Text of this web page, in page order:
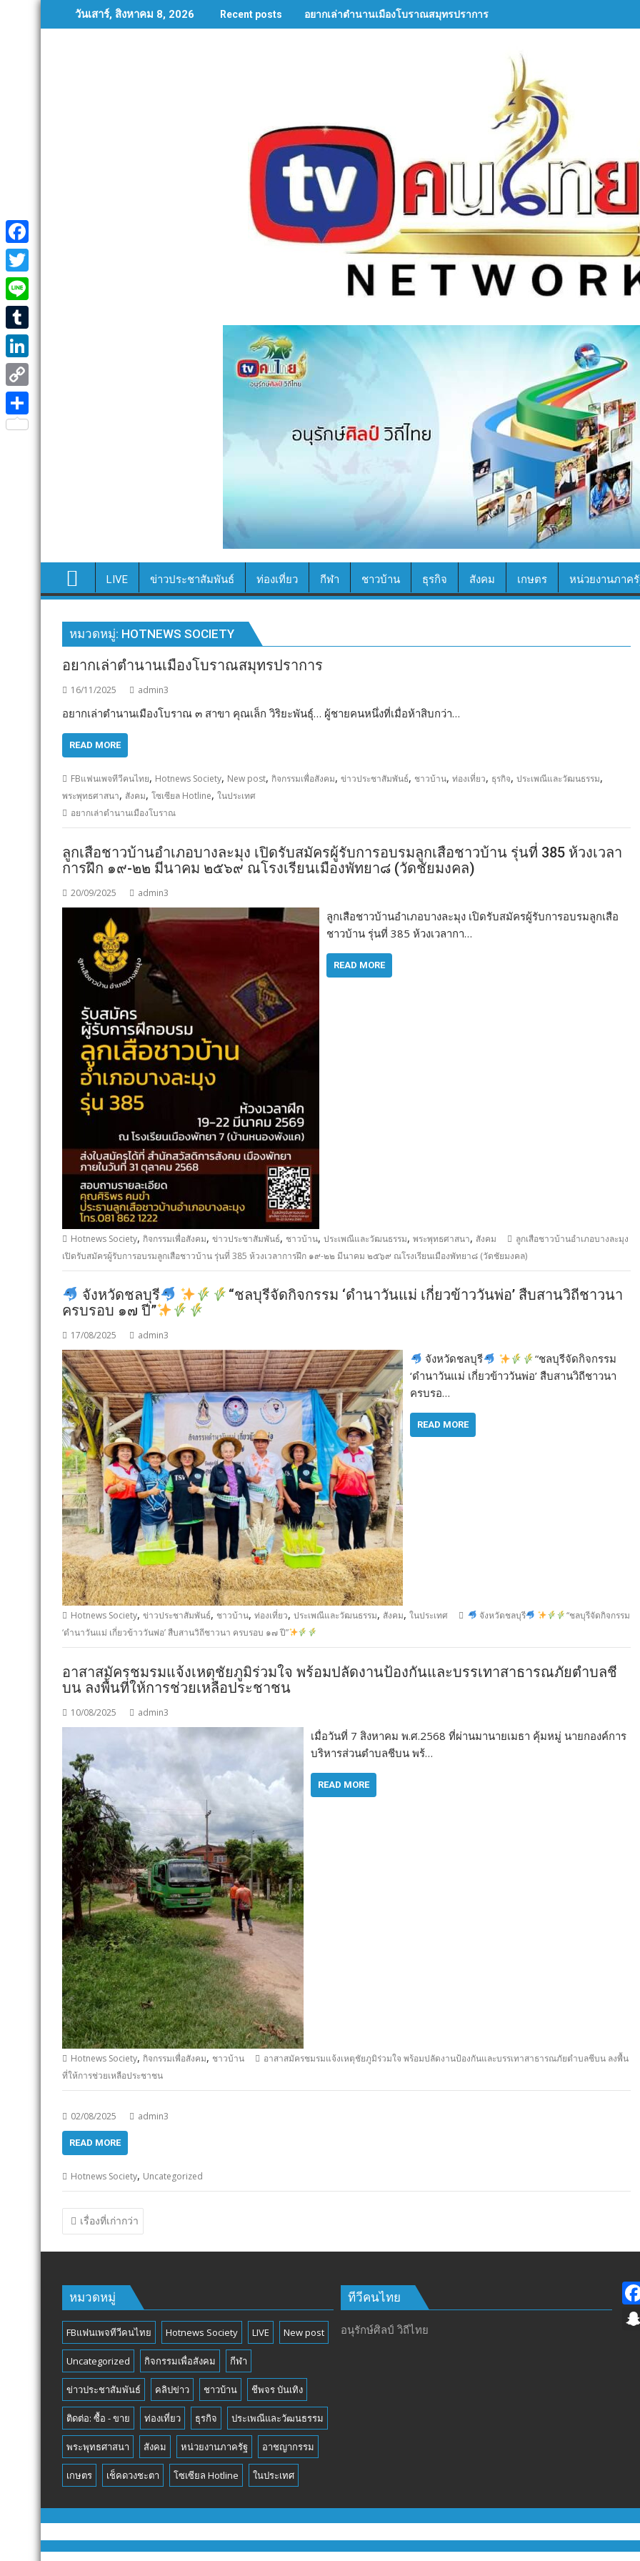
to
วันเสาร์, สิงหาคม 8, 2026 Recent posts อยากเล่าตำนานเมืองโบราณสมุทรปราการ
LIVE ข่าวประชาสัมพันธ์ ท่องเที่ยว กีฬา ชาวบ้าน ธุรกิจ สังคม เกษตร หน่วยงานภาค
หมวดหมู่: HOTNEWS SOCIETY
อยากเล่าตำนานเมืองโบราณสมุทรปราการ
16/11/2025 admin3
อยากเล่าตำนานเมืองโบราณ ๓ สาขา คุณเล็ก วิริยะพันธุ์… ผู้ชายคนหนึ่งที่เมื่อห้าสิบกว่า…
READ MORE
FBแฟนเพจทีวีคนไทย, Hotnews Society, New post, กิจกรรมเพื่อสังคม, ข่าวประชาสัมพันธ์, ชาวบ้าน, ท่องเที่ยว, ธุรกิจ, ประเพณีและวัฒนธรรม,
พระพุทธศาสนา, สังคม, โซเซียล Hotline, ในประเทศ
อยากเล่าตำนานเมืองโบราณ
ลูกเสือชาวบ้านอำเภอบางละมุง เปิดรับสมัครผู้รับการอบรมลูกเสือชาวบ้าน รุ่นที่ 385 ห้วงเวลา
การฝึก ๑๙-๒๒ มีนาคม ๒๕๖๙ ณโรงเรียนเมืองพัทยา๘ (วัดชัยมงคล)
20/09/2025 admin3
ลูกเสือชาวบ้านอำเภอบางละมุง เปิดรับสมัครผู้รับการอบรมลูกเสือ
ชาวบ้าน รุ่นที่ 385 ห้วงเวลากา…
READ MORE
Hotnews Society, กิจกรรมเพื่อสังคม, ข่าวประชาสัมพันธ์, ชาวบ้าน, ประเพณีและวัฒนธรรม, พระพุทธศาสนา, สังคม
ลูกเสือชาวบ้านอำเภอบางละมุง
เปิดรับสมัครผู้รับการอบรมลูกเสือชาวบ้าน รุ่นที่ 385 ห้วงเวลาการฝึก ๑๙-๒๒ มีนาคม ๒๕๖๙ ณโรงเรียนเมืองพัทยา๘ (วัดชัยมงคล)
จังหวัดชลบุรี
“ชลบุรีจัดกิจกรรม ‘ดำนาวันแม่ เกี่ยวข้าววันพ่อ’ สืบสานวิถีชาวนา
ครบรอบ ๑๗ ปี”
17/08/2025 admin3
จังหวัดชลบุรี
“ชลบุรีจัดกิจกรรม
‘ดำนาวันแม่ เกี่ยวข้าววันพ่อ’ สืบสานวิถีชาวนา
ครบรอ…
READ MORE
Hotnews Society, ข่าวประชาสัมพันธ์, ชาวบ้าน, ท่องเที่ยว, ประเพณีและวัฒนธรรม, สังคม, ในประเทศ จังหวัดชลบุรี
“ชลบุรีจัดกิจกรรม
‘ดำนาวันแม่ เกี่ยวข้าววันพ่อ’ สืบสานวิถีชาวนา ครบรอบ ๑๗ ปี”
อาสาสมัครชมรมแจ้งเหตุชัยภูมิร่วมใจ พร้อมปลัดงานป้องกันและบรรเทาสาธารณภัยตำบลชี
บน ลงพื้นที่ให้การช่วยเหลือประชาชน
10/08/2025 admin3
เมื่อวันที่ 7 สิงหาคม พ.ศ.2568 ที่ผ่านมานายเมธา คุ้มหมู่ นายกองค์การ
บริหารส่วนตำบลชีบน พร้…
READ MORE
Hotnews Society, กิจกรรมเพื่อสังคม, ชาวบ้าน
อาสาสมัครชมรมแจ้งเหตุชัยภูมิร่วมใจ พร้อมปลัดงานป้องกันและบรรเทาสาธารณภัยตำบลชีบน ลงพื้น
ที่ให้การช่วยเหลือประชาชน
02/08/2025 admin3
READ MORE
Hotnews Society, Uncategorized
แนะแนว
เรื่อง
เรื่องที่เก่ากว่า
หมวดหมู่
FBแฟนเพจทีวีคนไทย Hotnews Society LIVE New post
Uncategorized กิจกรรมเพื่อสังคม กีฬา
ข่าวประชาสัมพันธ์ คลิปข่าว ชาวบ้าน ชีพจร บันเทิง
ติดต่อ: ซื้อ - ขาย ท่องเที่ยว ธุรกิจ ประเพณีและวัฒนธรรม
พระพุทธศาสนา สังคม หน่วยงานภาครัฐ อาชญากรรม
เกษตร เช็คดวงชะตา โซเซียล Hotline ในประเทศ
ทีวีคนไทย
อนุรักษ์ศิลป์ วิถีไทย
F
a
c
e
b
o
o
k
T
w
i
t
t
e
r
L
i
n
e
T
u
m
b
l
L
i
n
C
o
S